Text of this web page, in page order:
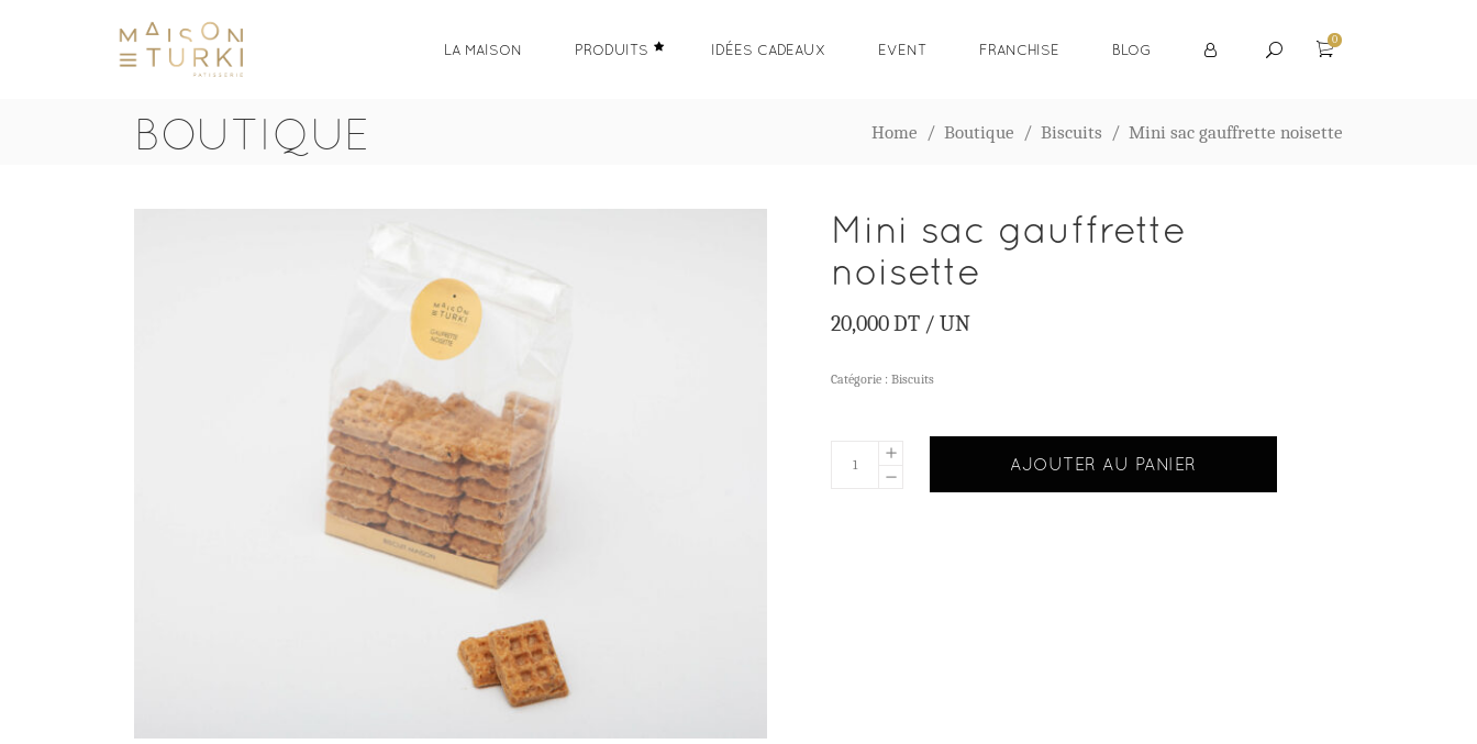
LA MAISON PRODUITS IDÉES CADEAUX EVENT FRANCHISE BLOG
0
BOUTIQUE Home / Boutique / Biscuits / Mini sac gauffrette noisette
Mini sac gauffrette
noisette
20,000DT / UN
Catégorie : Biscuits
AJOUTER AU PANIER